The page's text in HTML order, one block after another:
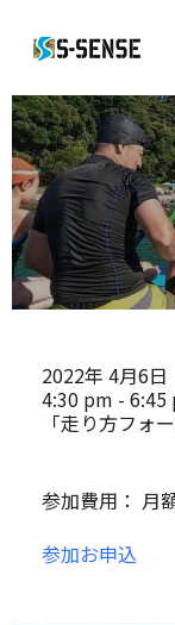
2022年 4月6日
4:30 pm - 6:45
「走り方フォ
参加費用： 月
参加お申込